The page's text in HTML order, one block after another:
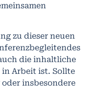
zu dieser neuen
die inhaltliche
Arbeit ist. Sollte
insbesondere